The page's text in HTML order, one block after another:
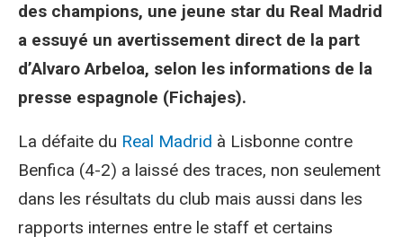
des champions, une jeune star du Real Madrid
a essuyé un avertissement direct de la part
d’Alvaro Arbeloa, selon les informations de la
presse espagnole (Fichajes).
La défaite du Real Madrid à Lisbonne contre
Benfica (4-2) a laissé des traces, non seulement
dans les résultats du club mais aussi dans les
rapports internes entre le staff et certains